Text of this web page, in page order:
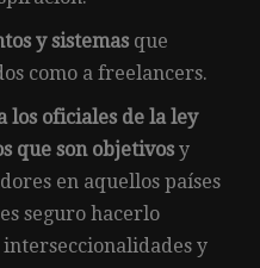
y sistemas que
como a freelancers.
los oficiales de la ley
que son objetivos y
en aquellos países
seguro hacerlo
y